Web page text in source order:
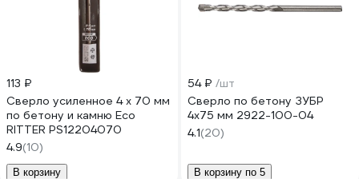
113 ₽
Сверло усиленное 4 х 70 мм
по бетону и камню Eco
RITTER PS12204070
4.9(10)
В корзину
54 ₽ /шт
Сверло по бетону ЗУБР
4x75 мм 2922-100-04
4.1(20)
В корзину по 5